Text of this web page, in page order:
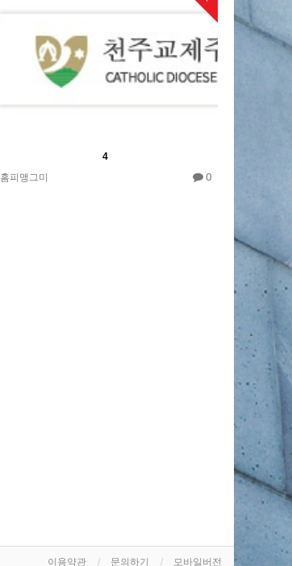
4
홈피맹그미
0
이용약관 문의하기 모바일버전